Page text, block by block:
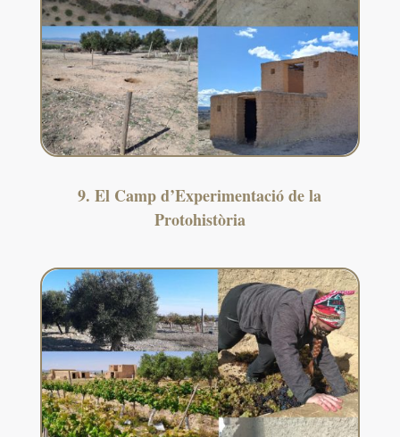
9. El Camp d’Experimentació de la
Protohistòria